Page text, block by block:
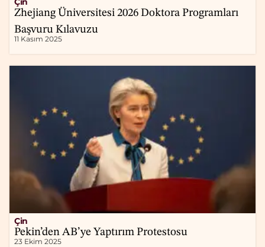
Zhejiang Üniversitesi 2026 Doktora Programları
Başvuru Kılavuzu
11 Kasım 2025
Çin
Pekin’den AB’ye Yaptırım Protestosu
23 Ekim 2025